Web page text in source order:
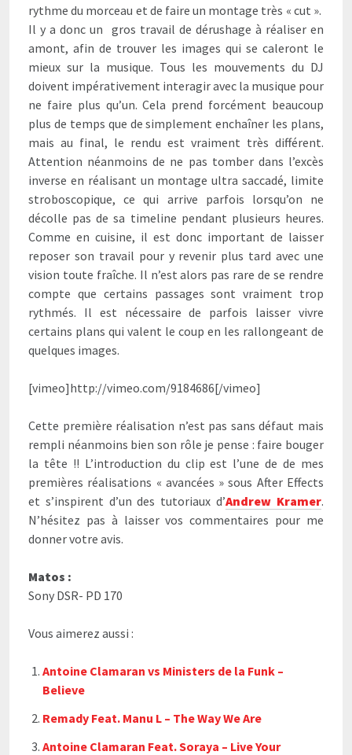
rythme du morceau et de faire un montage très « cut ».
Il y a donc un gros travail de dérushage à réaliser en
amont, afin de trouver les images qui se caleront le
mieux sur la musique. Tous les mouvements du DJ
doivent impérativement interagir avec la musique pour
ne faire plus qu’un. Cela prend forcément beaucoup
plus de temps que de simplement enchaîner les plans,
mais au final, le rendu est vraiment très différent.
Attention néanmoins de ne pas tomber dans l’excès
inverse en réalisant un montage ultra saccadé, limite
stroboscopique, ce qui arrive parfois lorsqu’on ne
décolle pas de sa timeline pendant plusieurs heures.
Comme en cuisine, il est donc important de laisser
reposer son travail pour y revenir plus tard avec une
vision toute fraîche. Il n’est alors pas rare de se rendre
compte que certains passages sont vraiment trop
rythmés. Il est nécessaire de parfois laisser vivre
certains plans qui valent le coup en les rallongeant de
quelques images.
[vimeo]http://vimeo.com/9184686[/vimeo]
Cette première réalisation n’est pas sans défaut mais
rempli néanmoins bien son rôle je pense : faire bouger
la tête !! L’introduction du clip est l’une de de mes
premières réalisations « avancées » sous After Effects
et s’inspirent d’un des tutoriaux d’Andrew Kramer.
N’hésitez pas à laisser vos commentaires pour me
donner votre avis.
Matos :
Sony DSR- PD 170
Vous aimerez aussi :
Antoine Clamaran vs Ministers de la Funk –
Believe
Remady Feat. Manu L – The Way We Are
Antoine Clamaran Feat. Soraya – Live Your